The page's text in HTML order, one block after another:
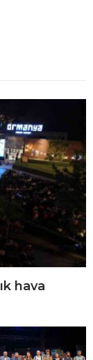
hava